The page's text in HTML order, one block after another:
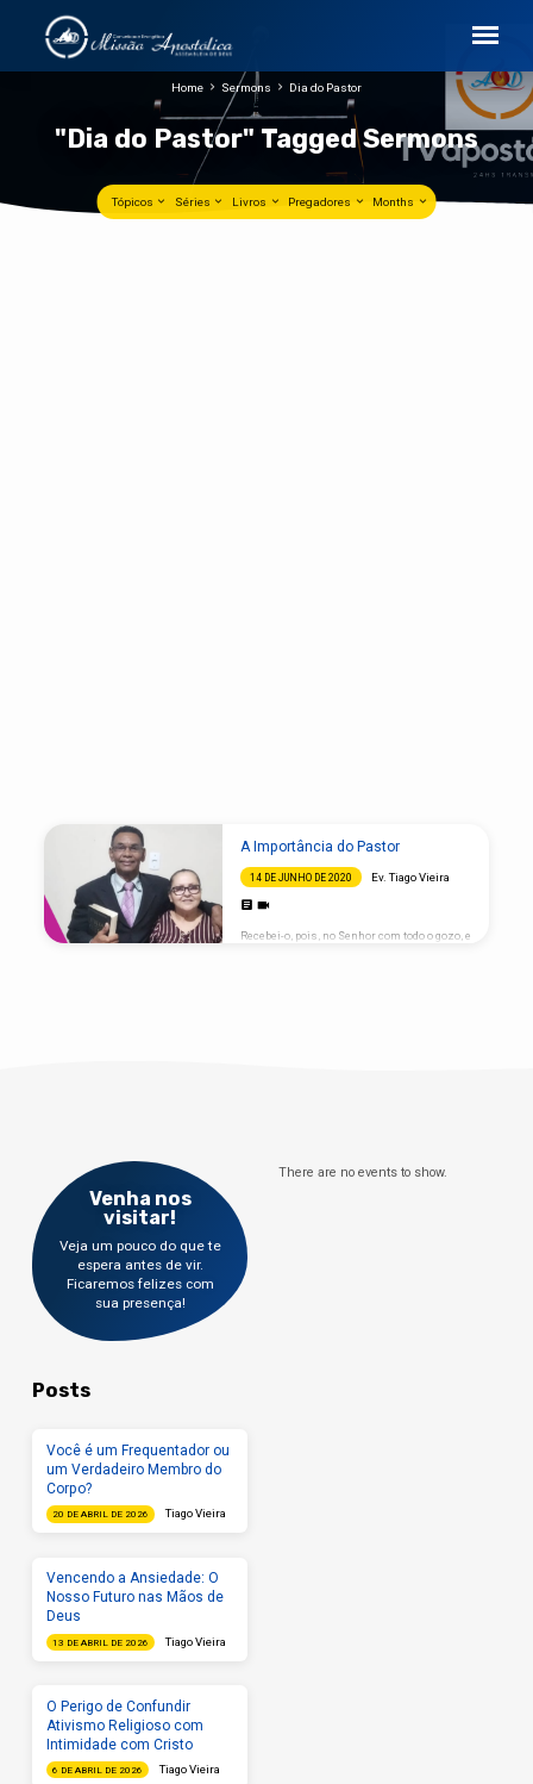
"Dia do Pastor" Tagged Sermons
Home Sermons Dia do Pastor
Tópicos Séries Livros Pregadores Months
"Dia
Pastor"
Tagged
Sermons
A Importância do Pastor
14 DE JUNHO DE 2020 Ev. Tiago Vieira
Recebei-o, pois, no Senhor com todo o gozo, e
Venha nos
visitar!
Veja um pouco do que te
espera antes de vir.
Ficaremos felizes com
sua presença!
There are no events to show.
Posts
Você é um Frequentador ou
um Verdadeiro Membro do
Corpo?
20 DE ABRIL DE 2026 Tiago Vieira
Vencendo a Ansiedade: O
Nosso Futuro nas Mãos de
Deus
13 DE ABRIL DE 2026 Tiago Vieira
O Perigo de Confundir
Ativismo Religioso com
Intimidade com Cristo
6 DE ABRIL DE 2026 Tiago Vieira